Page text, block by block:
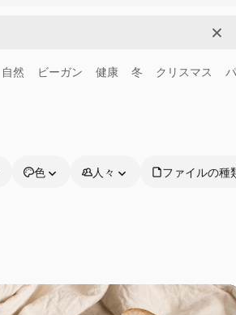
消去
自然 ビーガン 健康 冬 クリスマス
色 人々 ファイルの種